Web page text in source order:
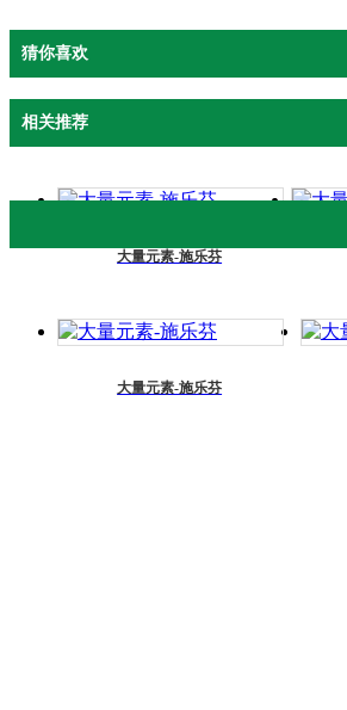
猜你喜欢
相关推荐
大量元素-施乐芬
大量元素-施乐芬